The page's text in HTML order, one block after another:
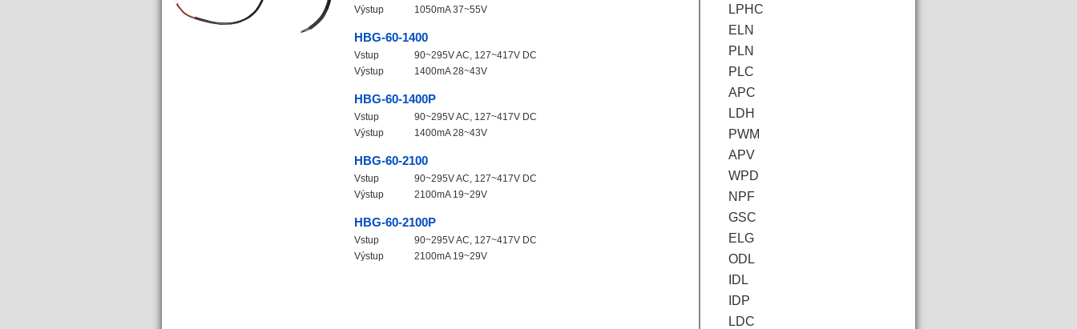
LPHC
ELN
PLN
PLC
APC
LDH
PWM
APV
WPD
NPF
GSC
ELG
ODL
IDL
IDP
LDC
Výstup
1050mA 37~55V
HBG-60-1400
Vstup
90~295V AC, 127~417V DC
Výstup
1400mA 28~43V
HBG-60-1400P
Vstup
90~295V AC, 127~417V DC
Výstup
1400mA 28~43V
HBG-60-2100
Vstup
90~295V AC, 127~417V DC
Výstup
2100mA 19~29V
HBG-60-2100P
Vstup
90~295V AC, 127~417V DC
Výstup
2100mA 19~29V